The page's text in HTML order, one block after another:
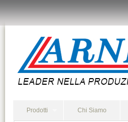
Prodotti Chi Siamo